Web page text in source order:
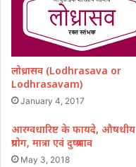
लोध्रासव (Lodhrasava or
Lodhrasavam)
January 4, 2017
आरग्वधारिष्ट के फायदे, औषधीय
प्रयोग, मात्रा एवं दुष्प्रभाव
May 3, 2018